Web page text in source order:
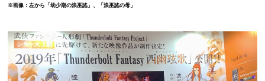
※画像：左から「幼少期の浪巫謠」、「浪巫謠の母」